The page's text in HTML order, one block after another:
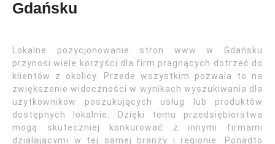
Gdańsku
Lokalne pozycjonowanie stron www w Gdańsku
przynosi wiele korzyści dla firm pragnących dotrzeć do
klientów z okolicy. Przede wszystkim pozwala to na
zwiększenie widoczności w wynikach wyszukiwania dla
użytkowników poszukujących usług lub produktów
dostępnych lokalnie. Dzięki temu przedsiębiorstwa
mogą skuteczniej konkurować z innymi firmami
działającymi w tej samej branży i regionie. Ponadto